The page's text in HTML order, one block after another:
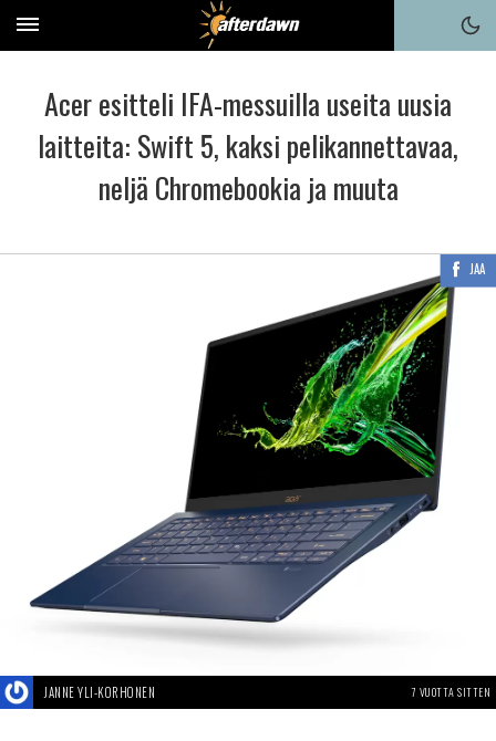
Acer esitteli IFA-messuilla useita uusia
laitteita: Swift 5, kaksi pelikannettavaa,
neljä Chromebookia ja muuta
JAA
JANNE YLI-KORHONEN 7 VUOTTA SITTEN